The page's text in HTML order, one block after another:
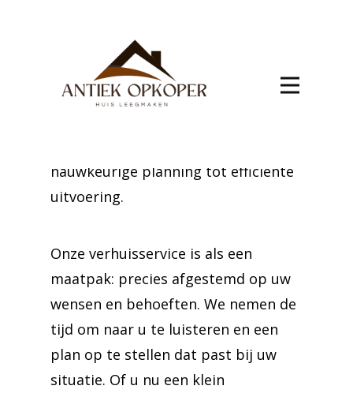
Maak de overstap naar Plancenoit
gemakkelijk met onze volledige
nauwkeurige planning tot efficiënte
uitvoering.
Onze verhuisservice is als een
maatpak: precies afgestemd op uw
wensen en behoeften. We nemen de
tijd om naar u te luisteren en een
plan op te stellen dat past bij uw
situatie. Of u nu een klein